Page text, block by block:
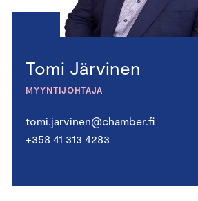
Tomi Järvinen
MYYNTIJOHTAJA
tomi.jarvinen@chamber.fi
+358 41 313 4283